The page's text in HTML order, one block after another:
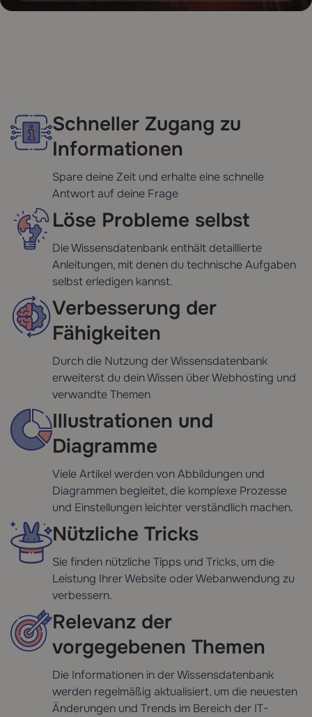
Schneller Zugang zu
Informationen
Spare deine Zeit und erhalte eine schnelle
Antwort auf deine Frage
Löse Probleme selbst
Die Wissensdatenbank enthält detaillierte
Anleitungen, mit denen du technische Aufgaben
selbst erledigen kannst.
Verbesserung der
Fähigkeiten
Durch die Nutzung der Wissensdatenbank
erweiterst du dein Wissen über Webhosting und
verwandte Themen
Illustrationen und
Diagramme
Viele Artikel werden von Abbildungen und
Diagrammen begleitet, die komplexe Prozesse
und Einstellungen leichter verständlich machen.
Nützliche Tricks
Sie finden nützliche Tipps und Tricks, um die
Leistung Ihrer Website oder Webanwendung zu
verbessern.
Relevanz der
vorgegebenen Themen
Die Informationen in der Wissensdatenbank
werden regelmäßig aktualisiert, um die neuesten
Änderungen und Trends im Bereich der IT-